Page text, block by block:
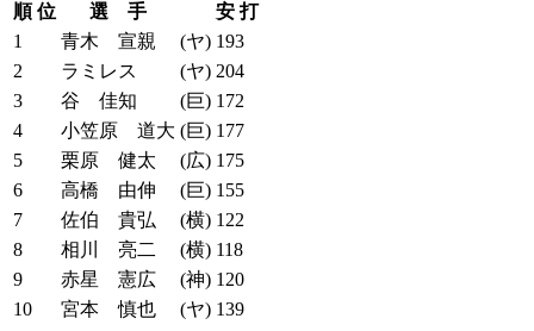
順 位 選 手
安 打
1
青木 宣親 (ヤ) 193
2
ラミレス (ヤ) 204
3
谷 佳知 (巨) 172
4
小笠原 道大 (巨) 177
5
栗原 健太 (広) 175
6
高橋 由伸 (巨) 155
7
佐伯 貴弘 (横) 122
8
相川 亮二 (横) 118
9
赤星 憲広 (神) 120
10
宮本 慎也 (ヤ) 139